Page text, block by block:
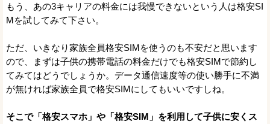
もう、あの3キャリアの料金には我慢できないという人は格安SI
Mを試してみて下さい。
ただ、いきなり家族全員格安SIMを使うのも不安だと思います
ので、まずは子供の携帯電話の料金だけでも格安SIMで節約し
てみてはどうでしょうか。データ通信速度等の使い勝手に不満
が無ければ家族全員で格安SIMにしてもいいですしね。
そこで「格安スマホ」や「格安SIM」を利用して子供に安くス